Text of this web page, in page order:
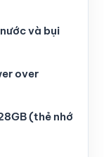
và bụi
over
(thẻ nhớ